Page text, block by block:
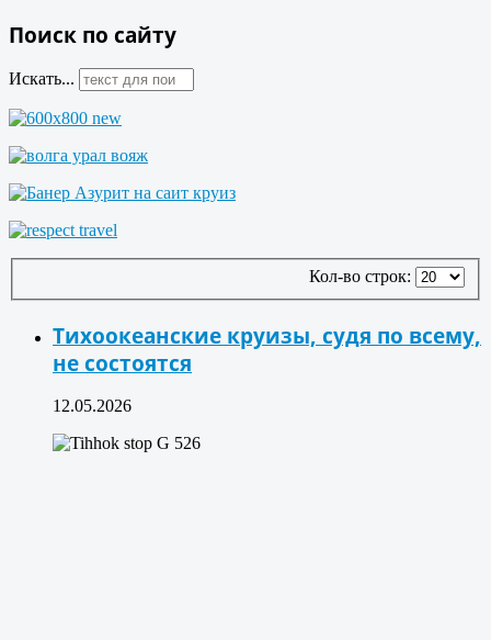
Поиск по сайту
Искать...
Кол-во строк:
Тихоокеанские круизы, судя по всему,
не состоятся
12.05.2026